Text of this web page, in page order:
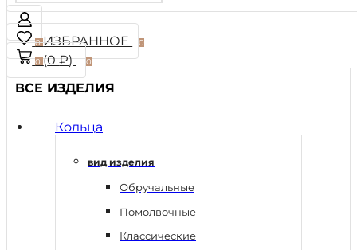
0ИЗБРАННОЕ 0
0(0₽) 0
ВСЕ ИЗДЕЛИЯ
Кольца
вид изделия
Обручальные
Помолвочные
Классические